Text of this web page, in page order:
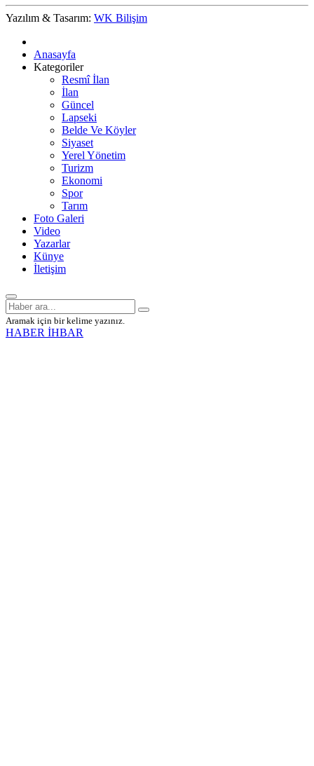
Yazılım & Tasarım: WK Bilişim
Anasayfa
Kategoriler
Resmî İlan
İlan
Güncel
Lapseki
Belde Ve Köyler
Siyaset
Yerel Yönetim
Turizm
Ekonomi
Spor
Tarım
Foto Galeri
Video
Yazarlar
Künye
İletişim
Aramak için bir kelime yazınız.
HABER İHBAR